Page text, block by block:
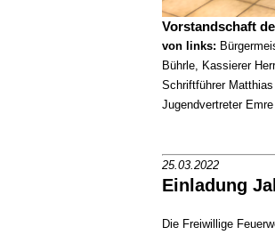
Vorstandschaft
von links:
Bührle, Kassierer
Schriftführer
Jugendvertreter
25.03.2022
Einladung
Die Freiwillige